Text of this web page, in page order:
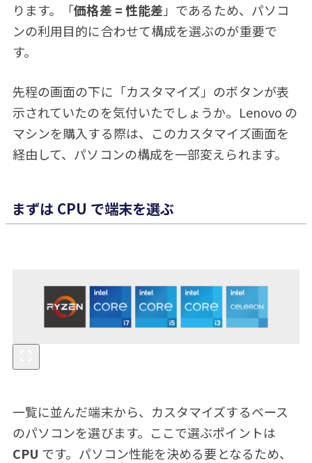
ります。「価格差 = 性能差」であるため、パソコ
ンの利用目的に合わせて構成を選ぶのが重要で
す。
先程の画面の下に「カスタマイズ」のボタンが表
示されていたのを気付いたでしょうか。Lenovo の
マシンを購入する際は、このカスタマイズ画面を
経由して、パソコンの構成を一部変えられます。
まずは CPU で端末を選ぶ
一覧に並んだ端末から、カスタマイズするベース
のパソコンを選びます。ここで選ぶポイントは
CPU です。パソコン性能を決める要となるため、